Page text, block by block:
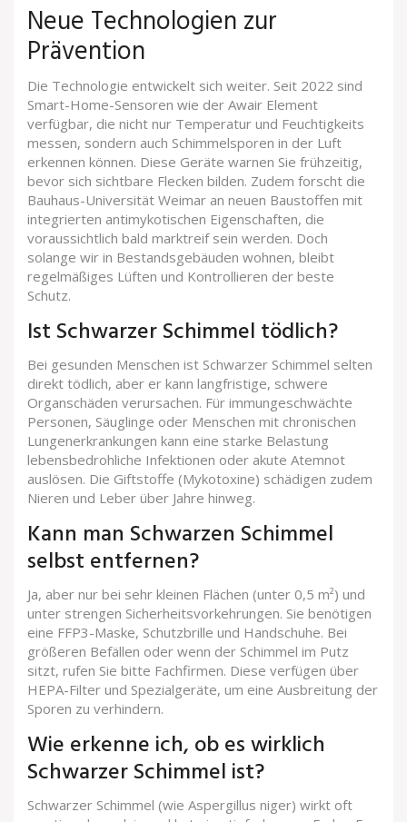
Neue Technologien zur
Prävention
Die Technologie entwickelt sich weiter. Seit 2022 sind
Smart-Home-Sensoren wie der Awair Element
verfügbar, die nicht nur Temperatur und Feuchtigkeits
messen, sondern auch Schimmelsporen in der Luft
erkennen können. Diese Geräte warnen Sie frühzeitig,
bevor sich sichtbare Flecken bilden. Zudem forscht die
Bauhaus-Universität Weimar an neuen Baustoffen mit
integrierten antimykotischen Eigenschaften, die
voraussichtlich bald marktreif sein werden. Doch
solange wir in Bestandsgebäuden wohnen, bleibt
regelmäßiges Lüften und Kontrollieren der beste
Schutz.
Ist Schwarzer Schimmel tödlich?
Bei gesunden Menschen ist Schwarzer Schimmel selten
direkt tödlich, aber er kann langfristige, schwere
Organschäden verursachen. Für immungeschwächte
Personen, Säuglinge oder Menschen mit chronischen
Lungenerkrankungen kann eine starke Belastung
lebensbedrohliche Infektionen oder akute Atemnot
auslösen. Die Giftstoffe (Mykotoxine) schädigen zudem
Nieren und Leber über Jahre hinweg.
Kann man Schwarzen Schimmel
selbst entfernen?
Ja, aber nur bei sehr kleinen Flächen (unter 0,5 m²) und
unter strengen Sicherheitsvorkehrungen. Sie benötigen
eine FFP3-Maske, Schutzbrille und Handschuhe. Bei
größeren Befällen oder wenn der Schimmel im Putz
sitzt, rufen Sie bitte Fachfirmen. Diese verfügen über
HEPA-Filter und Spezialgeräte, um eine Ausbreitung der
Sporen zu verhindern.
Wie erkenne ich, ob es wirklich
Schwarzer Schimmel ist?
Schwarzer Schimmel (wie Aspergillus niger) wirkt oft